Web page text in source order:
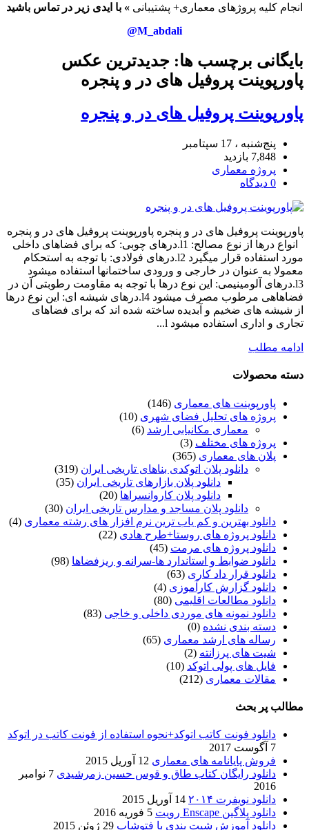
انجام کلیه پروژهای معماری+ پشتیبانی » با ایدی زیر در تماس باشید
M_abdali@
بایگانی برچسب ها: جدیدترین عکس
پاورپوینت پروفیل های در و پنجره
پاورپوینت پروفیل های در و پنجره
پنج‌شنبه ، 17 سپتامبر
7,848 بازدید
پروژه معماری
0 دیدگاه
پاورپوینت پروفیل های در و پنجره پاورپوینت پروفیل های در و پنجره
انواع درها از نوع مصالح: l1.درهای چوبی: که برای فضاهای داخلی
مورد استفاده قرار میگیرد l2.درهای فولادی: با توجه به استحکام
معمولا به عنوان در خارجی و ورودی ساختمانها استفاده میشود
l3.درهای آلومینیمی: این نوع درها با توجه به مقاومت رطوبتی آن در
فضاهاهی مرطوب مصرف میشود l4.درهای شیشه ای: این نوع درها
از شیشه های ضخیم و آبدیده ساخته شده اند که برای فضاهای
تجاری و اداری استفاده میشود l...
ادامه مطلب
دسته محصولات
پاورپوینت های معماری (146)
پروژه های تحلیل فضای شهری (10)
معماری مکانیابی ارشد (6)
پروژه های مختلف (3)
پلان های معماری (365)
دانلود پلان اتوکدی بناهای تاریخی ایران (319)
دانلود پلان بازارهای تاریخی ایران (35)
دانلود پلان کاروانسراها (20)
دانلود پلان مساجد و مدارس تاریخی ایران (30)
دانلود بهترین و کم یاب ترین نرم افزار های رشته معماری (4)
دانلود پروژه های روستا+طرح هادی (22)
دانلود پروژه های مرمت (45)
دانلود ضوابط و استاندارد ها-سرانه و ریزفضاها (98)
دانلود قرار داد کاری (63)
دانلود گزارش کارآموزی (4)
دانلود مطالعات اقلیمی (80)
دانلود نمونه های موردی داخلی و خاجی (83)
دسته بندی نشده (0)
رساله های ارشد معماری (65)
شیت های پرزانته (2)
فایل های پولی اتوکد (10)
مقالات معماری (212)
مطالب پر بحث
دانلود فونت کاتب اتوکد+نحوه استفاده از فونت کاتب در اتوکد
7 آگوست 2017
فروش پایانامه های معماری 12 آوریل 2015
دانلود رایگان کتاب طاق و قوس حسین زمرشیدی
7 نوامبر
2016
دانلود نویفرت ۲۰۱۴
14 آوریل 2015
دانلود پلاگین Enscape رویت
5 فوریه 2016
دانلود آموزش شیت بندی با فتوشاپ 29 ژوئن 2015